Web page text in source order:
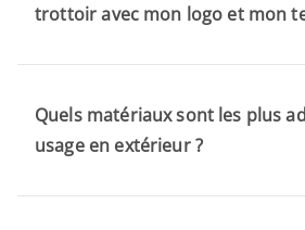
trottoir avec mon logo et mon
Quels matériaux sont les plus
usage en extérieur ?